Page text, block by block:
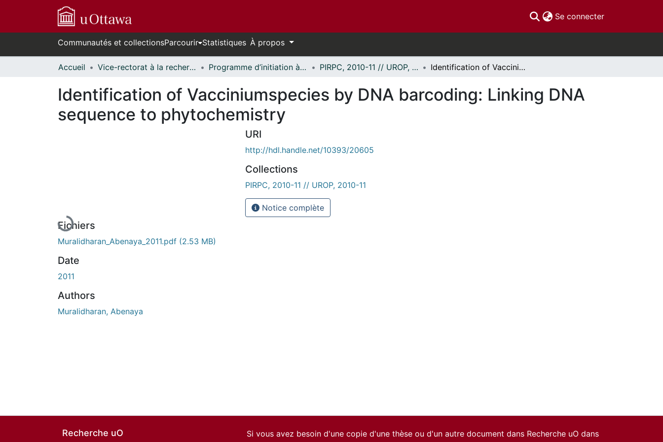
Se connecter(current)
Communautés et collectionsParcourir Statistiques À propos
Accueil Vice-rectorat à la recherche // Office of the V-P, Research Programme d’initiation à la recherche au premier cycle (PIRPC) // Undergraduate Research Opportunity Program (UROP) PIRPC, 2010-11 // UROP, 2010-11 Identification of Vacciniumspecies by DNA barcoding: Linking DNA sequence to phytochemistry
Identification of Vacciniumspecies by DNA barcoding: Linking DNA
sequence to phytochemistry
En cours de chargement...
Fichiers
Muralidharan_Abenaya_2011.pdf (2.53 MB)
Date
2011
Authors
Muralidharan, Abenaya
URI
http://hdl.handle.net/10393/20605
Collections
PIRPC, 2010-11 // UROP, 2010-11
Notice complète
Recherche uO
Si vous avez besoin d'une copie d'une thèse ou d'un autre document dans Recherche uO dans